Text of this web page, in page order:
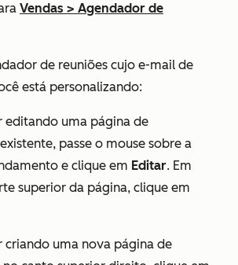
Vendas > Agendador de
de reuniões cujo e-mail de
está personalizando:
editando uma página de
passe o mouse sobre a
e clique em Editar. Em
superior da página, clique em
criando uma nova página de